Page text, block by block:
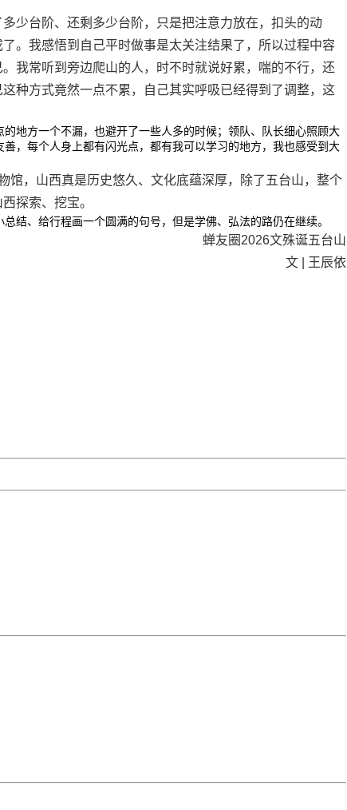
少台阶、还剩多少台阶，只是把注意力放在，扣头的动
。我感悟到自己平时做事是太关注结果了，所以过程中容
我常听到旁边爬山的人，时不时就说好累，喘的不行，还
种方式竟然一点不累，自己其实呼吸已经得到了调整，这
地方一个不漏，也避开了一些人多的时候；领队、队长细心照顾大
，每个人身上都有闪光点，都有我可以学习的地方，我也感受到大
馆，山西真是历史悠久、文化底蕴深厚，除了五台山，整个
探索、挖宝。
结、给行程画一个圆满的句号，但是学佛、弘法的路仍在继续。
蝉友圈2026文殊诞五台山
文 | 王辰依